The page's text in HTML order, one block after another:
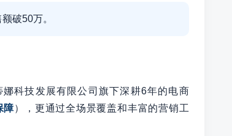
破50万。
科技发展有限公司旗下深耕6年的电商
障），更通过全场景覆盖和丰富的营销工